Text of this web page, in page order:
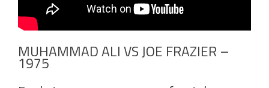
MUHAMMAD ALI VS JOE FRAZIER –
1975